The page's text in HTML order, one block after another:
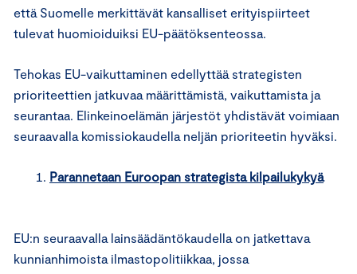
että Suomelle merkittävät kansalliset erityispiirteet
tulevat huomioiduiksi EU-päätöksenteossa.
Tehokas EU-vaikuttaminen edellyttää strategisten
prioriteettien jatkuvaa määrittämistä, vaikuttamista ja
seurantaa. Elinkeinoelämän järjestöt yhdistävät voimiaan
seuraavalla komissiokaudella neljän prioriteetin hyväksi.
Parannetaan Euroopan strategista kilpailukykyä
EU:n seuraavalla lainsäädäntökaudella on jatkettava
kunnianhimoista ilmastopolitiikkaa, jossa